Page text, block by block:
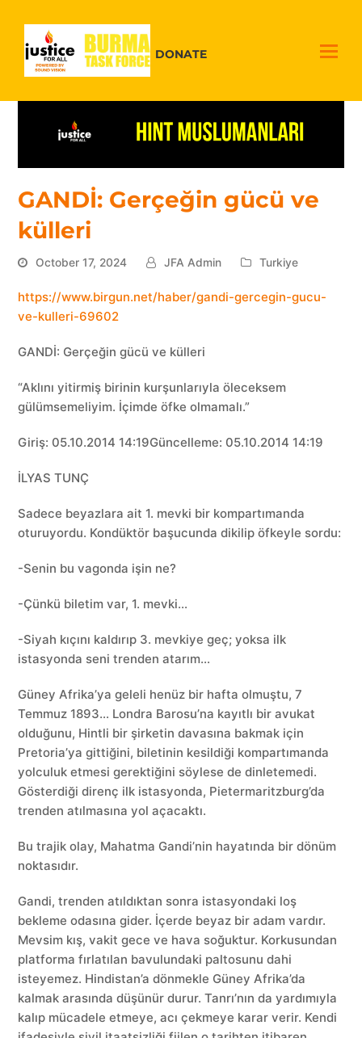
DONATE
GANDİ: Gerçeğin gücü ve
külleri
October 17, 2024 JFA Admin Turkiye
https://www.birgun.net/haber/gandi-gercegin-gucu-
ve-kulleri-69602
GANDİ: Gerçeğin gücü ve külleri
“Aklını yitirmiş birinin kurşunlarıyla öleceksem
gülümsemeliyim. İçimde öfke olmamalı.”
Giriş: 05.10.2014 14:19Güncelleme: 05.10.2014 14:19
İLYAS TUNÇ
Sadece beyazlara ait 1. mevki bir kompartımanda
oturuyordu. Kondüktör başucunda dikilip öfkeyle sordu:
-Senin bu vagonda işin ne?
-Çünkü biletim var, 1. mevki…
-Siyah kıçını kaldırıp 3. mevkiye geç; yoksa ilk
istasyonda seni trenden atarım…
Güney Afrika’ya geleli henüz bir hafta olmuştu, 7
Temmuz 1893… Londra Barosu’na kayıtlı bir avukat
olduğunu, Hintli bir şirketin davasına bakmak için
Pretoria’ya gittiğini, biletinin kesildiği kompartımanda
yolculuk etmesi gerektiğini söylese de dinletemedi.
Gösterdiği direnç ilk istasyonda, Pietermaritzburg’da
trenden atılmasına yol açacaktı.
Bu trajik olay, Mahatma Gandi’nin hayatında bir dönüm
noktasıdır.
Gandi, trenden atıldıktan sonra istasyondaki loş
bekleme odasına gider. İçerde beyaz bir adam vardır.
Mevsim kış, vakit gece ve hava soğuktur. Korkusundan
platforma fırlatılan bavulundaki paltosunu dahi
isteyemez. Hindistan’a dönmekle Güney Afrika’da
kalmak arasında düşünür durur. Tanrı’nın da yardımıyla
kalıp mücadele etmeye, acı çekmeye karar verir. Kendi